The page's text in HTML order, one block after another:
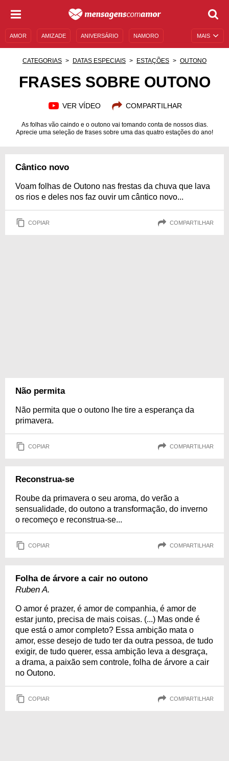
MAIS
AMOR AMIZADE ANIVERSÁRIO NAMORO
CATEGORIAS DATAS ESPECIAIS ESTAÇÕES OUTONO
FRASES SOBRE OUTONO
VER VÍDEO COMPARTILHAR
As folhas vão caindo e o outono vai tomando conta de nossos dias.
Aprecie uma seleção de frases sobre uma das quatro estações do ano!
Cântico novo
Voam folhas de Outono nas frestas da chuva que lava
os rios e deles nos faz ouvir um cântico novo...
COPIAR COMPARTILHAR
Não permita
Não permita que o outono lhe tire a esperança da
primavera.
COPIAR COMPARTILHAR
Reconstrua-se
Roube da primavera o seu aroma, do verão a
sensualidade, do outono a transformação, do inverno
o recomeço e reconstrua-se...
COPIAR COMPARTILHAR
Folha de árvore a cair no outono
Ruben A.
O amor é prazer, é amor de companhia, é amor de
estar junto, precisa de mais coisas. (...) Mas onde é
que está o amor completo? Essa ambição mata o
amor, esse desejo de tudo ter da outra pessoa, de tudo
exigir, de tudo querer, essa ambição leva a desgraça,
a drama, a paixão sem controle, folha de árvore a cair
no Outono.
COPIAR COMPARTILHAR